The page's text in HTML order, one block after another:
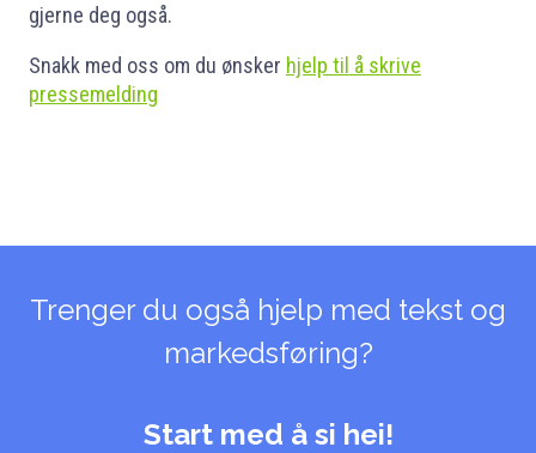
gjerne deg også.
Snakk med oss om du ønsker hjelp til å skrive
pressemelding
Trenger du også hjelp med tekst og
markedsføring?
Start med å si hei!